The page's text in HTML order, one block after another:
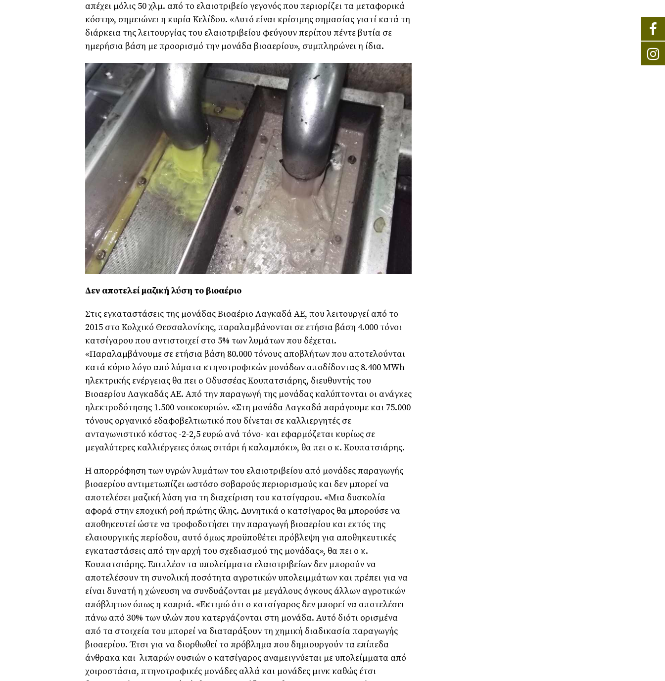
απέχει μόλις 50 χλμ. από το ελαιοτριβείο γεγονός που περιορίζει τα μεταφορικά
κόστη», σημειώνει η κυρία Κελίδου. «Αυτό είναι κρίσιμης σημασίας γιατί κατά τη
διάρκεια της λειτουργίας του ελαιοτριβείου φεύγουν περίπου πέντε βυτία σε
ημερήσια βάση με προορισμό την μονάδα βιοαερίου», συμπληρώνει η ίδια.
Δεν αποτελεί μαζική λύση το βιοαέριο
Στις εγκαταστάσεις της μονάδας Βιοαέριο Λαγκαδά ΑΕ, που λειτουργεί από το
2015 στο Κολχικό Θεσσαλονίκης, παραλαμβάνονται σε ετήσια βάση 4.000 τόνοι
κατσίγαρου που αντιστοιχεί στο 5% των λυμάτων που δέχεται.
«Παραλαμβάνουμε σε ετήσια βάση 80.000 τόνους αποβλήτων που αποτελούνται
κατά κύριο λόγο από λύματα κτηνοτροφικών μονάδων αποδίδοντας 8.400 MWh
ηλεκτρικής ενέργειας θα πει ο Οδυσσέας Κουπατσιάρης, διευθυντής του
Βιοαερίου Λαγκαδάς ΑΕ. Από την παραγωγή της μονάδας καλύπτονται οι ανάγκες
ηλεκτροδότησης 1.500 νοικοκυριών. «Στη μονάδα Λαγκαδά παράγουμε και 75.000
τόνους οργανικό εδαφοβελτιωτικό που δίνεται σε καλλιεργητές σε
ανταγωνιστικό κόστος -2-2,5 ευρώ ανά τόνο- και εφαρμόζεται κυρίως σε
μεγαλύτερες καλλιέργειες όπως σιτάρι ή καλαμπόκι», θα πει ο κ. Κουπατσιάρης.
Η απορρόφηση των υγρών λυμάτων του ελαιοτριβείου από μονάδες παραγωγής
βιοαερίου αντιμετωπίζει ωστόσο σοβαρούς περιορισμούς και δεν μπορεί να
αποτελέσει μαζική λύση για τη διαχείριση του κατσίγαρου. «Μια δυσκολία
αφορά στην εποχική ροή πρώτης ύλης. Δυνητικά ο κατσίγαρος θα μπορούσε να
αποθηκευτεί ώστε να τροφοδοτήσει την παραγωγή βιοαερίου και εκτός της
ελαιουργικής περίοδου, αυτό όμως προϋποθέτει πρόβλεψη για αποθηκευτικές
εγκαταστάσεις από την αρχή του σχεδιασμού της μονάδας», θα πει ο κ.
Κουπατσιάρης. Επιπλέον τα υπολείμματα ελαιοτριβείων δεν μπορούν να
αποτελέσουν τη συνολική ποσότητα αγροτικών υπολειμμάτων και πρέπει για να
είναι δυνατή η χώνευση να συνδυάζονται με μεγάλους όγκους άλλων αγροτικών
απόβλητων όπως η κοπριά. «Εκτιμώ ότι ο κατσίγαρος δεν μπορεί να αποτελέσει
πάνω από 30% των υλών που κατεργάζονται στη μονάδα. Αυτό διότι ορισμένα
από τα στοιχεία του μπορεί να διαταράξουν τη χημική διαδικασία παραγωγής
βιοαερίου. Έτσι για να διορθωθεί το πρόβλημα που δημιουργούν τα επίπεδα
άνθρακα και λιπαρών ουσιών ο κατσίγαρος αναμειγνύεται με υπολείμματα από
χοιροστάσια, πτηνοτροφικές μονάδες αλλά και μονάδες μινκ καθώς έτσι